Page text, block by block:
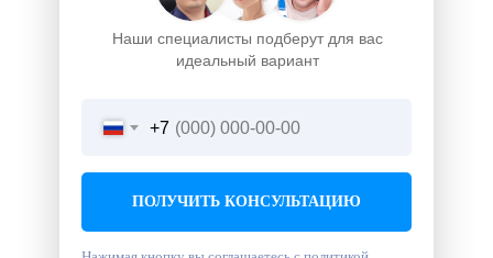
Наши специалисты подберут для вас
идеальный вариант
+7
ПОЛУЧИТЬ КОНСУЛЬТАЦИЮ